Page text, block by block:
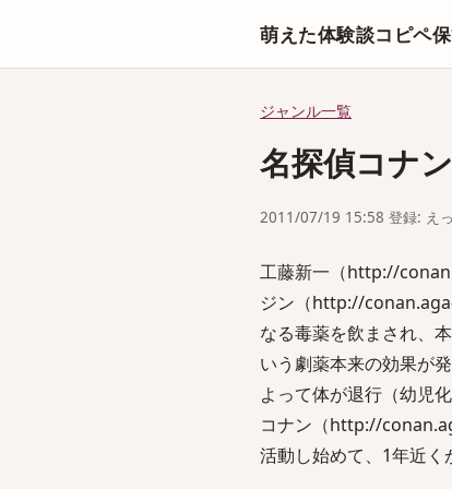
萌えた体験談コピペ
ジャンル一覧
名探偵コナ
2011/07/19 15:58 登録: え
工藤新一（http://
ジン（http://
なる毒薬を飲まされ、
いう劇薬本来の効果が
よって体が退行（幼児
コナン（http://
活動し始めて、1年近く